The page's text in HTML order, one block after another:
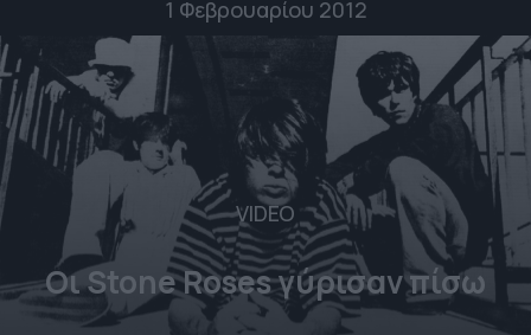
1 Φεβρουαρίου 2012
VIDEO
Οι Stone Roses γύρισαν πίσω